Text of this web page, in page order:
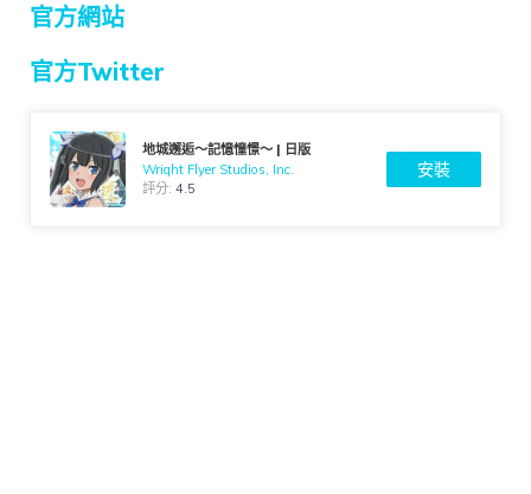
官方網站
官方Twitter
地城邂逅〜記憶憧憬〜 | 日版
Wright Flyer Studios, Inc.
評分:4.5
安裝